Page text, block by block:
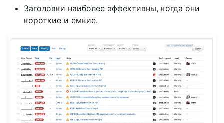
Заголовки наиболее эффективны, когда они
короткие и емкие.